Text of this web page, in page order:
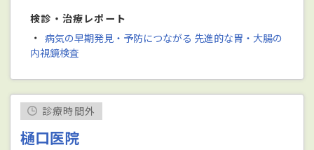
検診・治療レポート
・ 病気の早期発見・予防につながる 先進的な胃・大腸の
内視鏡検査
診療時間外
樋口医院